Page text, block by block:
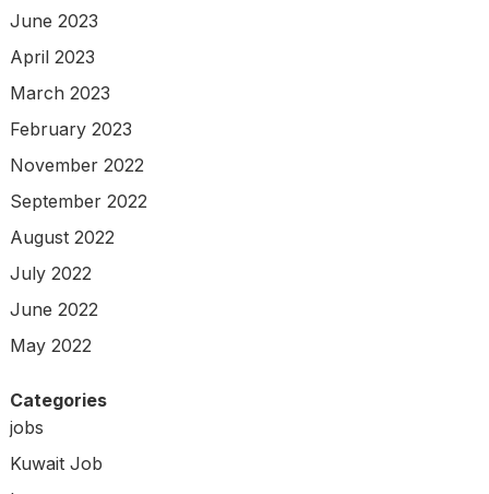
June 2023
April 2023
March 2023
February 2023
November 2022
September 2022
August 2022
July 2022
June 2022
May 2022
Categories
jobs
Kuwait Job